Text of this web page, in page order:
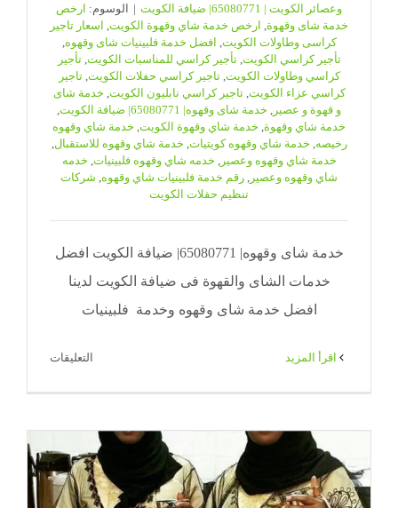
وعصائر الكويت | 65080771| ضيافة الكويت
| الوسوم: ارخص
خدمة شاى وقهوة, ارخص خدمة شاي وقهوة الكويت, اسعار تاجير
كراسى وطاولات الكويت, افضل خدمة فلبينيات شاى وقهوه,
تأجير كراسي الكويت,تأجير كراسي للمناسبات الكويت,تأجير
كراسي وطاولات الكويت,تاجير كراسي حفلات الكويت,تاجير
كراسي عزاء الكويت,تاجير كراسي نابليون الكويت, خدمة شاى
و قهوة و عصير , خدمة شاى وقهوه| 65080771| ضيافة الكويت
,
خدمة شاي وقهوة, خدمة شاي وقهوة الكويت, خدمة شاي وقهوه
رخيصه, خدمة شاي وقهوه كويتيات, خدمة شاي وقهوه للاستقبال,
خدمة شاي وقهوه وعصير, خدمه شاي وقهوه فلبينيات, خدمه
شاي وقهوه وعصير , رقم خدمة فلبينيات شاي وقهوه, شركات
تنظيم حفلات الكويت
خدمة شاى وقهوه| 65080771| ضيافة الكويت افضل
خدمات الشاى والقهوة فى ضيافة الكويت لدينا
افضل خدمة شاى وقهوه وخدمة فلبينيات
التعليقات
ضيافة
الكويت